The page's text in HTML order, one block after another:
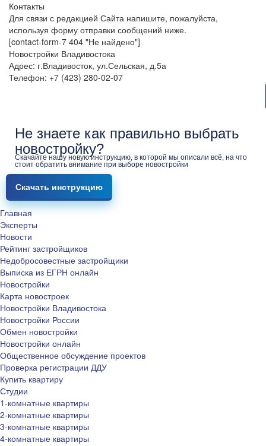
Контакты
Для связи с редакцией Сайта напишите, пожалуйста,
используя форму отправки сообщений ниже.
[contact-form-7 404 "Не найдено"]
Новостройки Владивостока
Адрес: г.Владивосток, ул.Сельская, д.5а
Телефон: +7 (423) 280-02-07
Не знаете как правильно выбрать
новостройку?
Скачайте нашу новую инструкцию, в которой мы описали всё, на что
стоит обратить внимание при выборе новостройки
Скачать инструкцию
Главная
Эксперты
Новости
Рейтинг застройщиков
Недобросовестные застройщики
Выписка из ЕГРН онлайн
Новостройки
Карта новостроек
Новостройки Владивостока
Новостройки России
Обмен новостройки
Новостройки онлайн
Общественное обсуждение проектов
Проверка регистрации ДДУ
Купить квартиру
Студии
1-комнатные квартиры
2-комнатные квартиры
3-комнатные квартиры
4-комнатные квартиры